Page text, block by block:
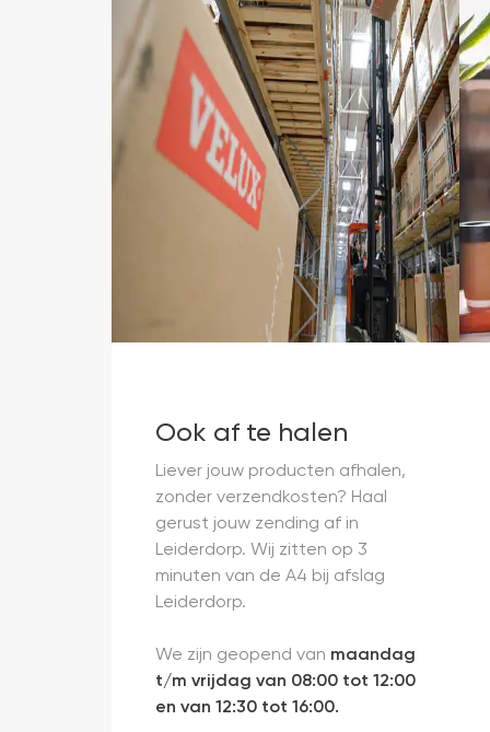
Ook af te halen
Liever jouw producten afhalen,
zonder verzendkosten? Haal
gerust jouw zending af in
Leiderdorp. Wij zitten op 3
minuten van de A4 bij afslag
Leiderdorp.
We zijn geopend van maandag
t/m vrijdag van 08:00 tot 12:00
en van 12:30 tot 16:00.